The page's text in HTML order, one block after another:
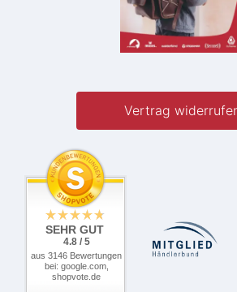
Vertrag
SEHR GUT
4.8 / 5
aus 3146 Bewertungen
bei: google.com,
shopvote.de